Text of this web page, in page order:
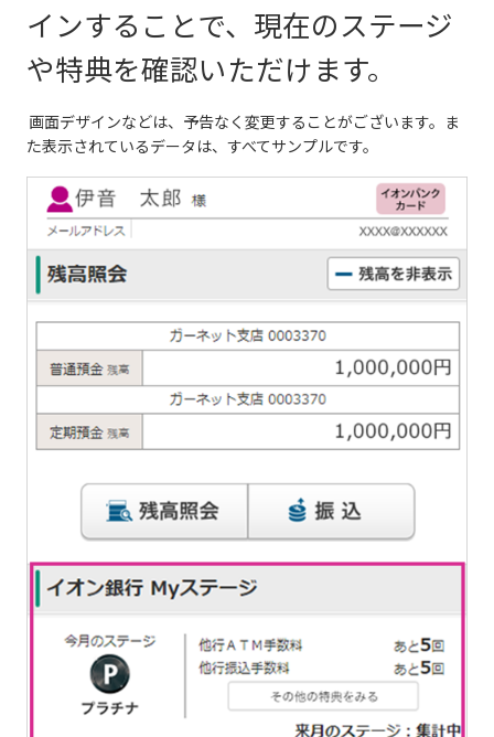
インすることで、現在のステージ
や特典を確認いただけます。
画面デザインなどは、予告なく変更することがございます。ま
た表示されているデータは、すべてサンプルです。